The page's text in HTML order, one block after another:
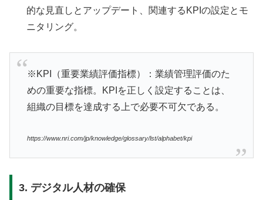
的な見直しとアップデート、関連するKPIの設定とモ
ニタリング。
※KPI（重要業績評価指標）：業績管理評価のた
めの重要な指標。KPIを正しく設定することは、
組織の目標を達成する上で必要不可欠である。
https://www.nri.com/jp/knowledge/glossary/lst/alphabet/kpi
3. デジタル人材の確保